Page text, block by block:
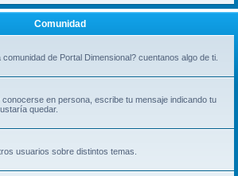
Comunidad
de Portal Dimensional? cuentanos algo de ti.
en persona, escribe tu mensaje indicando tu
quedar.
usuarios sobre distintos temas.